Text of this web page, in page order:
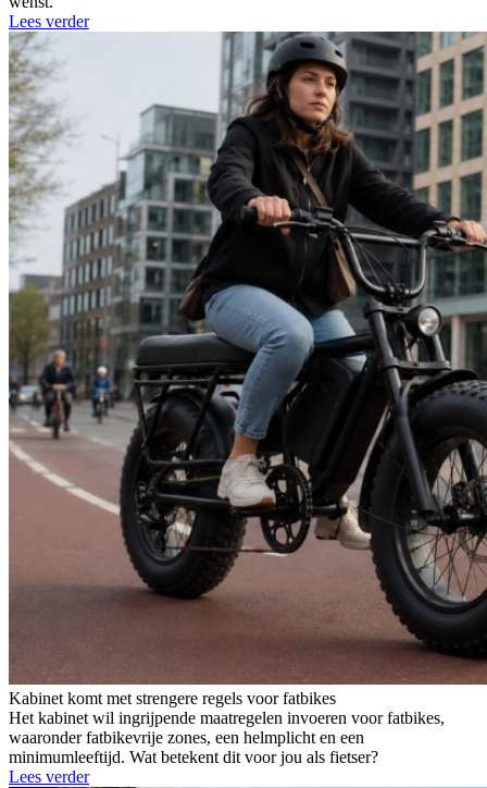
Lees verder
Kabinet komt met strengere regels voor fatbikes
Het kabinet wil ingrijpende maatregelen invoeren voor fatbikes,
waaronder fatbikevrije zones, een helmplicht en een
minimumleeftijd. Wat betekent dit voor jou als fietser?
Lees verder